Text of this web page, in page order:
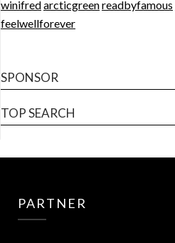
winifredarcticgreenreadbyfamous
feelwellforever
SPONSOR
TOP SEARCH
PARTNER